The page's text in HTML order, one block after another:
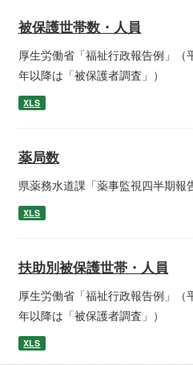
被保護世帯数・人員
厚生労働省「福祉行政報告例」（
年以降は「被保護者調査」）
XLS
薬局数
県薬務水道課「薬事監視四半期報
XLS
扶助別被保護世帯・人員
厚生労働省「福祉行政報告例」（
年以降は「被保護者調査」）
XLS